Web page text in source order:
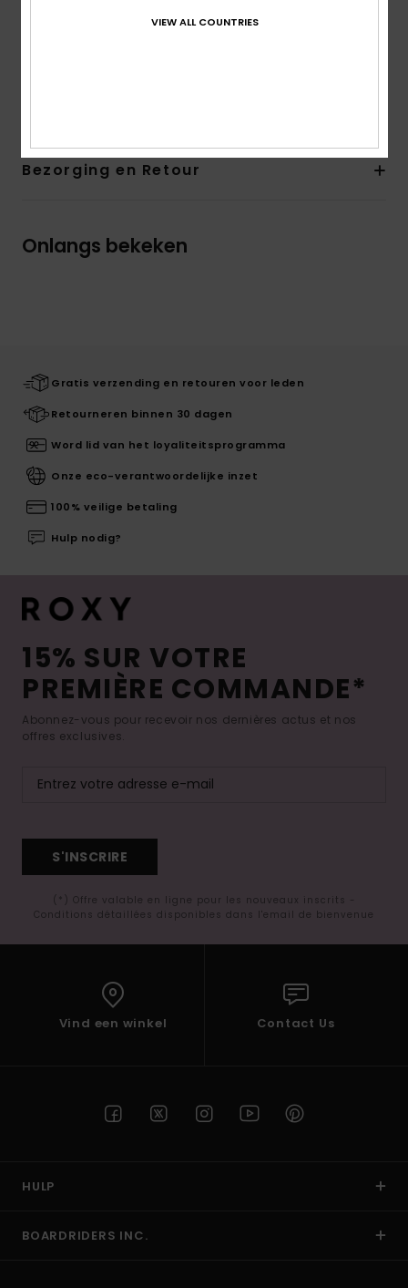
Bezorging en Retour
Onlangs bekeken
Gratis verzending en retouren voor leden
Retourneren binnen 30 dagen
Word lid van het loyaliteitsprogramma
Onze eco-verantwoordelijke inzet
100% veilige betaling
Hulp nodig?
15% SUR VOTRE
PREMIÈRE COMMANDE*
Abonnez-vous pour recevoir nos dernières actus et nos
offres exclusives.
S'INSCRIRE
(*) Offre valable en ligne pour les nouveaux inscrits -
Conditions détaillées disponibles dans l'email de bienvenue
Vind een winkel Contact Us
HULP
BOARDRIDERS INC.
VIEW ALL COUNTRIES